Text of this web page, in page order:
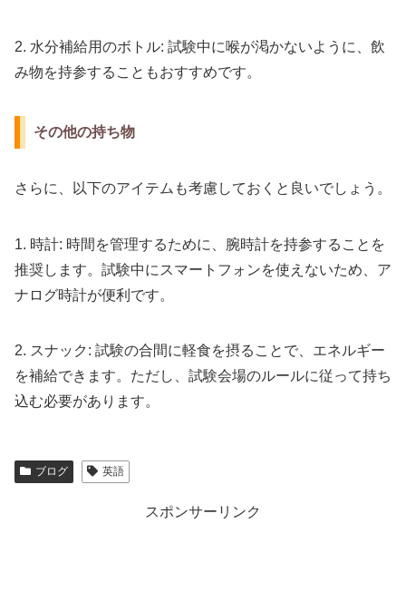
2. 水分補給用のボトル: 試験中に喉が渇かないように、飲
み物を持参することもおすすめです。
その他の持ち物
さらに、以下のアイテムも考慮しておくと良いでしょう。
1. 時計: 時間を管理するために、腕時計を持参することを
推奨します。試験中にスマートフォンを使えないため、ア
ナログ時計が便利です。
2. スナック: 試験の合間に軽食を摂ることで、エネルギー
を補給できます。ただし、試験会場のルールに従って持ち
込む必要があります。
ブログ 英語
スポンサーリンク